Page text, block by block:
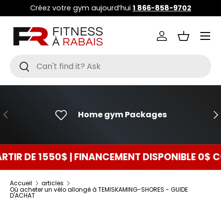
ALLER AU CONTENU
Créez votre gym aujourd’hui 1 866-858-9702
Recherche
Rechercher
Se connecter
Panier
Menu
PRÉCÉDENT Home gym Packages
| FINANCEMENT DISPONIBLE 0$
Accueil articles
Où acheter un vélo allongé à TEMISKAMING-SHORES - GUIDE
D'ACHAT